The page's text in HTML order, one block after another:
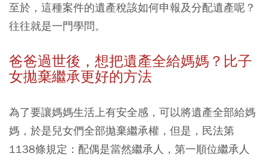
至於，這種案件的遺產稅該如何申報及分配遺產呢？
往往就是一門學問。
爸爸過世後，想把遺產全給媽媽？比子
女拋棄繼承更好的方法
為了要讓媽媽生活上有安全感，可以將遺產全部給媽
媽，於是兒女們全部拋棄繼承權，但是，民法第
1138條規定：配偶是當然繼承人，第一順位繼承人